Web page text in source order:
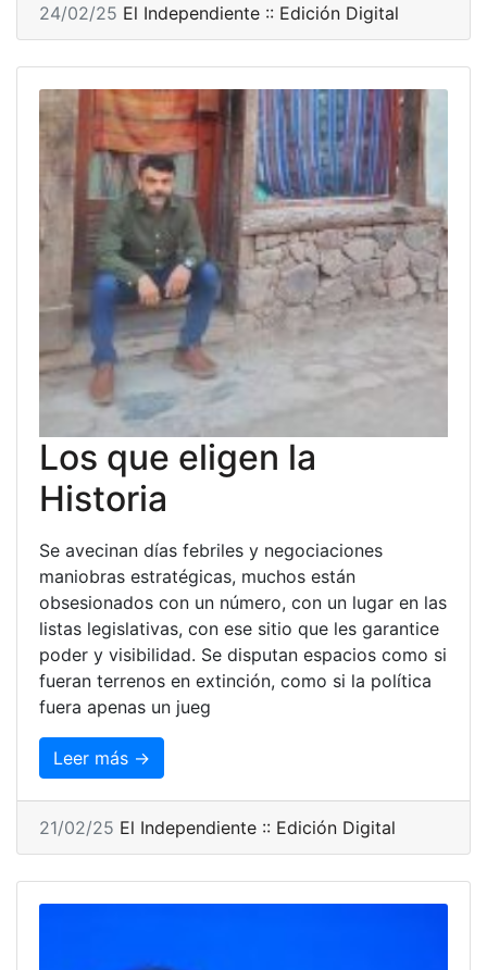
24/02/25 El Independiente :: Edición Digital
Los que eligen la
Historia
Se avecinan días febriles y negociaciones
maniobras estratégicas, muchos están
obsesionados con un número, con un lugar en las
listas legislativas, con ese sitio que les garantice
poder y visibilidad. Se disputan espacios como si
fueran terrenos en extinción, como si la política
fuera apenas un jueg
Leer más →
21/02/25 El Independiente :: Edición Digital